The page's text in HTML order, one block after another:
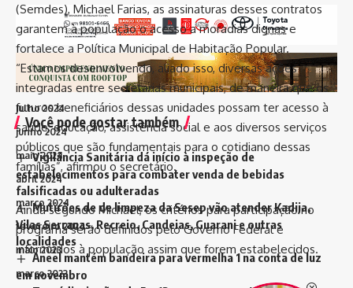
Você pode gostar também
Vigilância Sanitária dá início à inspeção de
estabelecimentos para combater venda de bebidas
falsificadas ou adulteradas
Mutirões de de limpeza da Sesep vão atender Kadija,
Vilas Serranas, Recreio, Candeias, Guarani e outras
localidades
Aneel mantém bandeira para vermelha 1 na conta de luz
em novembro
(Semdes), Michael Farias, as assinaturas desses contratos
garantem à população o acesso a moradias dignas e
fortalece a Política Municipal de Habitação Popular.
“Estamos desenvolvendo, aliado isso, diversas ações
integradas entre secretarias municipais, de maneira que os
futuros beneficiários dessas unidades possam ter acesso à
saúde, educação, assistência social e aos diversos serviços
públicos que são fundamentais para o cotidiano dessas
famílias”, afirmou o secretário.
Ainda segundo Michael, os critérios para participação no
programa serão definidos pelo Governo Federal e
informados à população assim que forem estabelecidos.
novembro 2024
outubro 2024
agosto 2024
julho 2024
junho 2024
maio 2024
abril 2024
março 2024
fevereiro 2024
maio 2023
março 2023